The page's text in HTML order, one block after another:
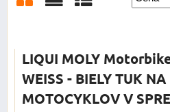
LIQUI MOLY
WEISS - BIELY TUK NA
MOTOCYKLOV V